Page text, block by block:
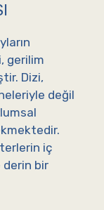
gerilim
Dizi,
değil
iç
derin bir